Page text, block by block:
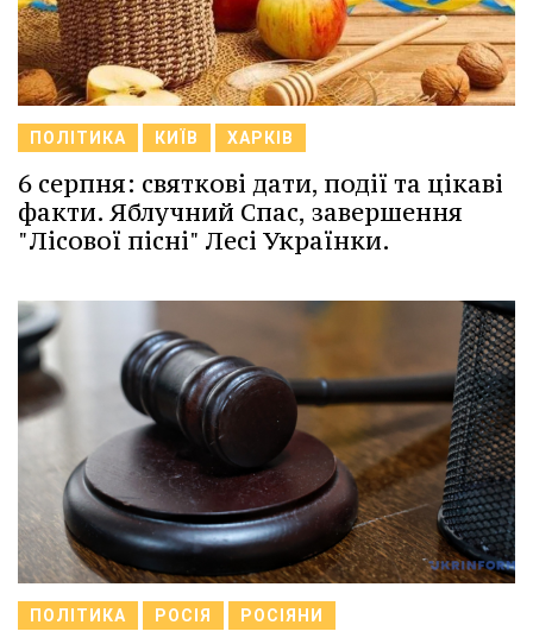
ПОЛІТИКА КИЇВ ХАРКІВ
6 серпня: святкові дати, події та цікаві
факти. Яблучний Спас, завершення
"Лісової пісні" Лесі Українки.
ПОЛІТИКА РОСІЯ РОСІЯНИ